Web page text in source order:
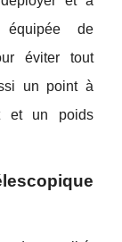
de
éviter tout
un point à
et un poids